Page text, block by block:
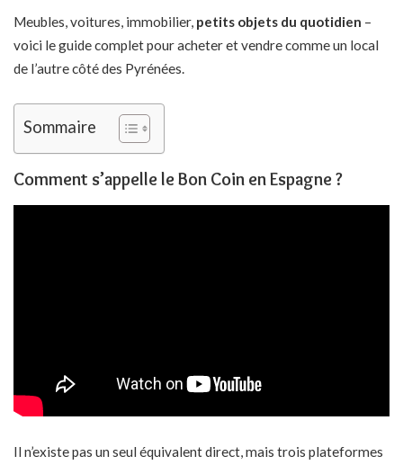
Meubles, voitures, immobilier, petits objets du quotidien –
voici le guide complet pour acheter et vendre comme un local
de l’autre côté des Pyrénées.
Sommaire
Comment s’appelle le Bon Coin en Espagne ?
Il n’existe pas un seul équivalent direct, mais trois plateformes